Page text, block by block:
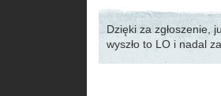
Dzięki za zgłoszenie,
wyszło to LO i nadal